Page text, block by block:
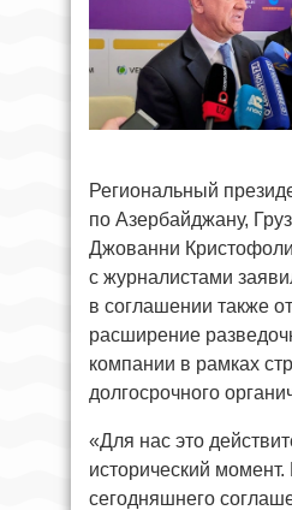
Региональный
по Азербайджану,
Джованни
с журналистами
в соглашении также
расширение
компании в рамках
долгосрочного
«Для нас это
исторический
сегодняшнего